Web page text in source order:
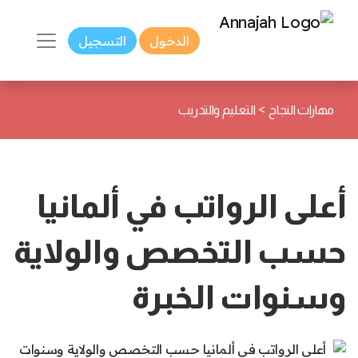
الدخول التسجيل
مهارات النجاح > التعليم والتدريب
أعلى الرواتب في ألمانيا
حسب التخصص والولاية
وسنوات الخبرة